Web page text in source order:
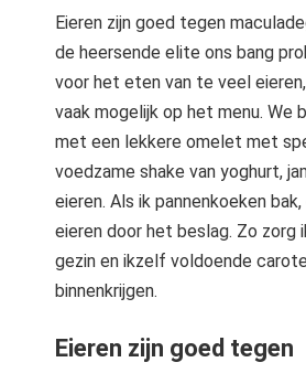
Eieren zijn goed tegen
de heersende elite ons bang
voor het eten van te veel
vaak mogelijk op het menu. We
met een lekkere omelet met
voedzame shake van yoghurt,
eieren. Als ik pannenkoeken
eieren door het beslag. Zo zorg
gezin en ikzelf voldoende
binnenkrijgen.
Eieren zijn goed tegen